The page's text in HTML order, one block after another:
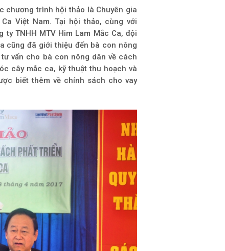
chương trình hội thảo là Chuyên gia
Việt Nam. Tại hội thảo, cùng với
TNHH MTV Him Lam Mắc Ca, đội
cũng đã giới thiệu đến bà con nông
vấn cho bà con nông dân về cách
cây mắc ca, kỹ thuật thu hoạch và
biết thêm về chính sách cho vay